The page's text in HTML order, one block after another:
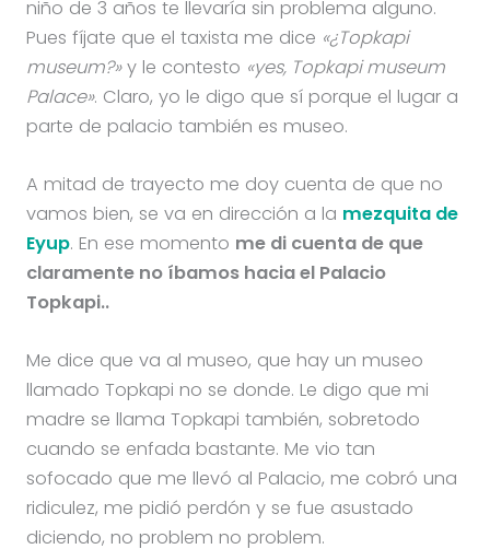
niño de 3 años te llevaría sin problema alguno.
Pues fíjate que el taxista me dice «¿Topkapi
museum?»y le contesto «yes, Topkapi museum
Palace». Claro, yo le digo que sí porque el lugar a
parte de palacio también es museo.
A mitad de trayecto me doy cuenta de que no
vamos bien, se va en dirección a la mezquita de
Eyup. En ese momento me di cuenta de que
claramente no íbamos hacia el Palacio
Topkapi..
Me dice que va al museo, que hay un museo
llamado Topkapi no se donde. Le digo que mi
madre se llama Topkapi también, sobretodo
cuando se enfada bastante. Me vio tan
sofocado que me llevó al Palacio, me cobró una
ridiculez, me pidió perdón y se fue asustado
diciendo, no problem no problem.